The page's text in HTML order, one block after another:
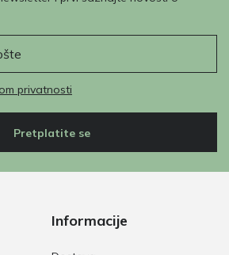
privatnosti
Pretplatite se
Informacije